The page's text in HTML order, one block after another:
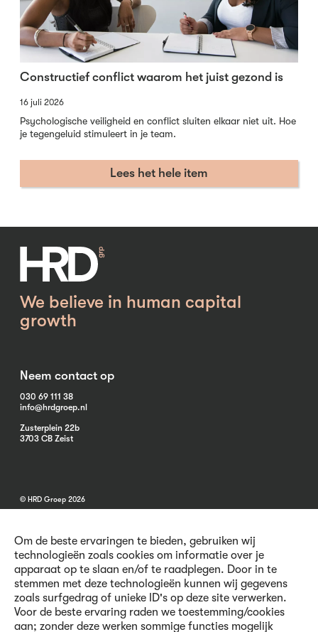
Om de beste ervaringen te bieden, gebruiken wij
technologieën zoals cookies om informatie over je
apparaat op te slaan en/of te raadplegen. Door in te
stemmen met deze technologieën kunnen wij gegevens
zoals surfgedrag of unieke ID's op deze site verwerken.
Voor de beste ervaring raden we toestemming/cookies
aan; zonder deze werken sommige functies mogelijk
Constructief conflict waarom het juist gezond is
16 juli 2026
Psychologische veiligheid en conflict sluiten elkaar niet uit. Hoe
je tegengeluid stimuleert in je team.
Lees het hele item
We believe in human capital
growth
Neem contact op
030 69 111 38
info@hrdgroep.nl
Zusterplein 22b
3703 CB Zeist
© HRD Groep 2026
Algemene informatie
Contact